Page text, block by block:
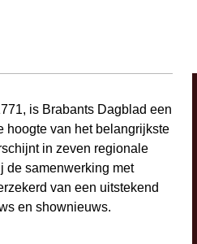
is Brabants Dagblad een
hoogte van het belangrijkste
in zeven regionale
de samenwerking met
van een uitstekend
en shownieuws.